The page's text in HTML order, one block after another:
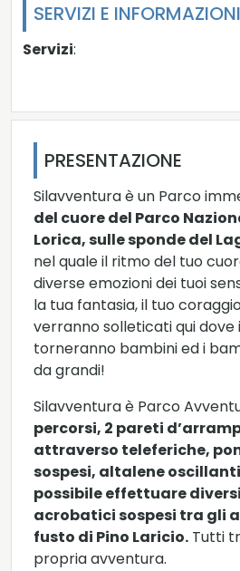
SERVIZI E INFORMAZIONI
Servizi:
PRESENTAZIONE
Silavventura è un Parco
del cuore del Parco
Lorica, sulle sponde del
nel quale il ritmo del tuo
diverse emozioni dei tuoi
la tua fantasia, il tuo
verranno solleticati qui dove
torneranno bambini ed i
da grandi!
Silavventura è Parco
percorsi, 2 pareti
attraverso teleferiche,
sospesi, altalene
possibile effettuare
acrobatici sospesi tra gli
fusto di Pino Laricio. Tutti
propria avventura.